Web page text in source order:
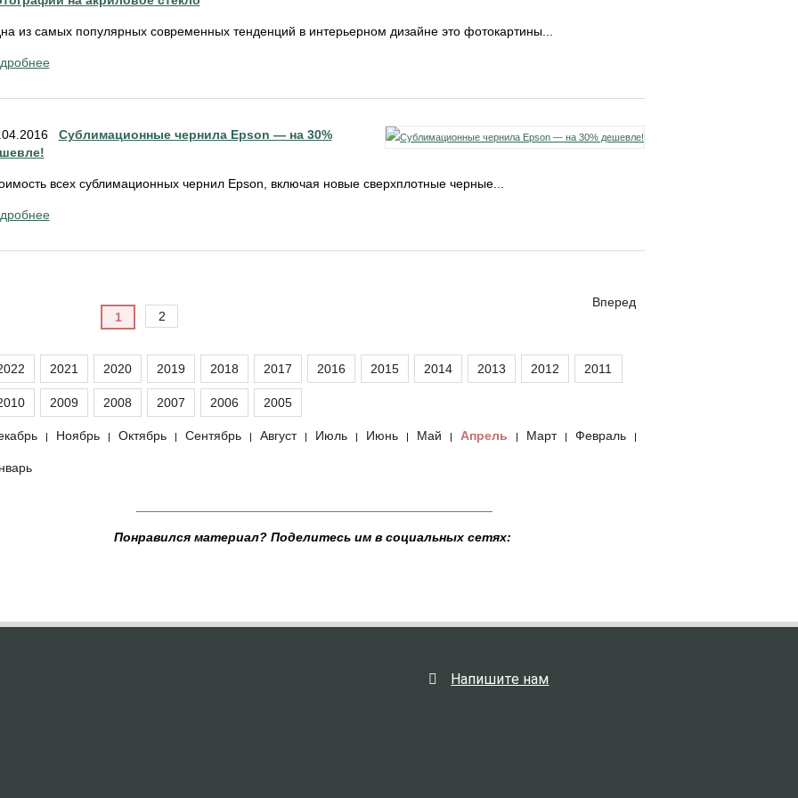
из самых популярных современных тенденций в интерьерном дизайне это фотокартины...
Сублимационные чернила Epson — на 30%
всех сублимационных чернил Epson, включая новые сверхплотные черные...
Вперед
1
2
2021 2020 2019 2018 2017 2016 2015 2014 2013 2012 2011
2009 2008 2007 2006 2005
Ноябрь Октябрь Сентябрь Август Июль Июнь Май Апрель Март Февраль
Понравился материал? Поделитесь им в социальных сетях:
Напишите нам